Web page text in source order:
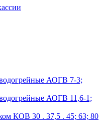
АОГВ 7-3;
АОГВ 11,6-1;
КОВ 30 . 37,5 . 45; 63; 80